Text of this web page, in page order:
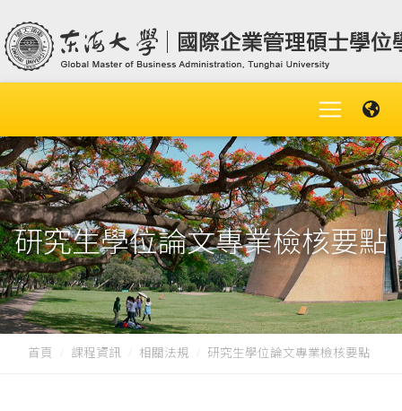
研究生學位論文專業檢核要點
首頁 課程資訊 相關法規 研究生學位論文專業檢核要點